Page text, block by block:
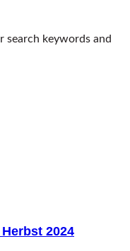
search keywords and
2024